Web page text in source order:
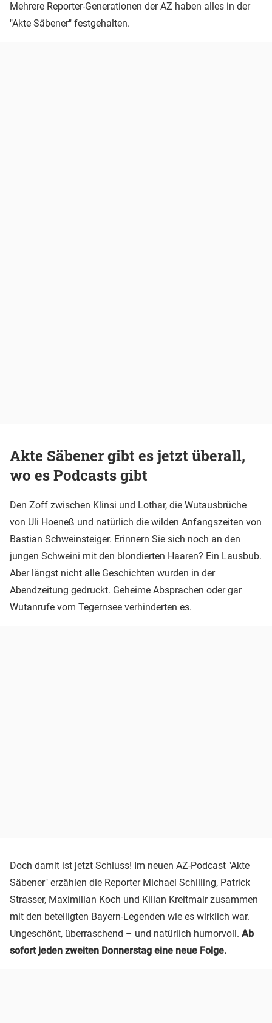
Mehrere Reporter-Generationen der AZ haben alles in der
"Akte Säbener" festgehalten.
Akte Säbener gibt es jetzt überall,
wo es Podcasts gibt
Den Zoff zwischen Klinsi und Lothar, die Wutausbrüche
von Uli Hoeneß und natürlich die wilden Anfangszeiten von
Bastian Schweinsteiger. Erinnern Sie sich noch an den
jungen Schweini mit den blondierten Haaren? Ein Lausbub.
Aber längst nicht alle Geschichten wurden in der
Abendzeitung gedruckt. Geheime Absprachen oder gar
Wutanrufe vom Tegernsee verhinderten es.
Doch damit ist jetzt Schluss! Im neuen AZ-Podcast "Akte
Säbener" erzählen die Reporter Michael Schilling, Patrick
Strasser, Maximilian Koch und Kilian Kreitmair zusammen
mit den beteiligten Bayern-Legenden wie es wirklich war.
Ungeschönt, überraschend – und natürlich humorvoll. Ab
sofort jeden zweiten Donnerstag eine neue Folge.